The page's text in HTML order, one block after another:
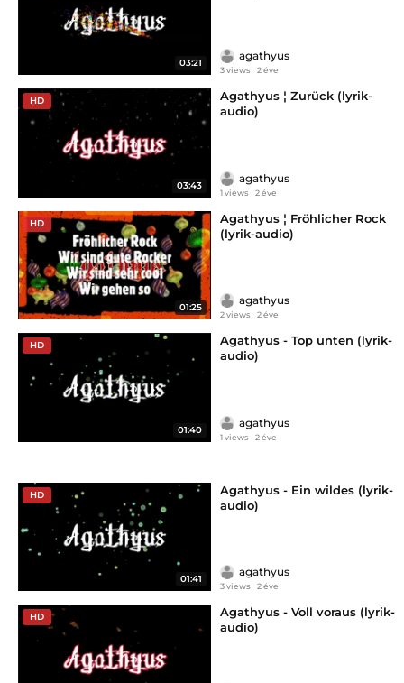
03:21
agathyus
3 views 2 éve
HD
03:43
Agathyus ¦ Zurück (lyrik-
audio)
agathyus
1 views 2 éve
HD
01:25
Agathyus ¦ Fröhlicher Rock
(lyrik-audio)
agathyus
2 views 2 éve
HD
01:40
Agathyus - Top unten (lyrik-
audio)
agathyus
1 views 2 éve
HD
01:41
Agathyus - Ein wildes (lyrik-
audio)
agathyus
3 views 2 éve
HD
Agathyus - Voll voraus (lyrik-
audio)